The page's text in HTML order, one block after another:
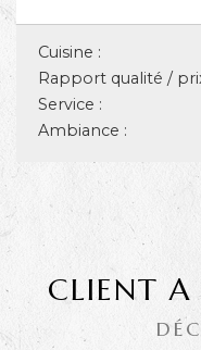
Cuisine :
Rapport qualité /
Service :
Ambiance :
CLIENT A